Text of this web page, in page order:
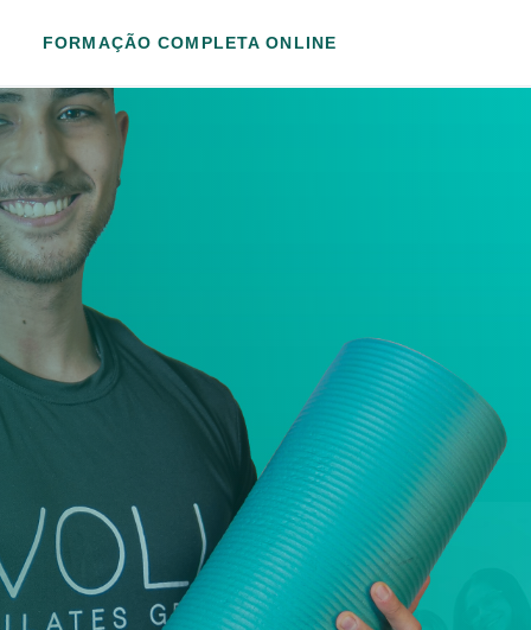
FORMAÇÃO COMPLETA ONLINE